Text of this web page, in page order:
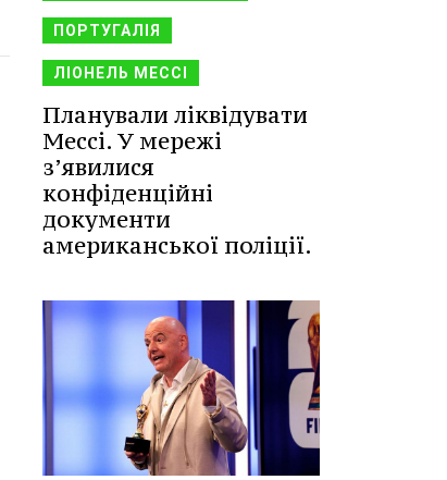
ПОРТУГАЛІЯ
ЛІОНЕЛЬ МЕССІ
Планували ліквідувати
Мессі. У мережі
з’явилися
конфіденційні
документи
американської поліції.